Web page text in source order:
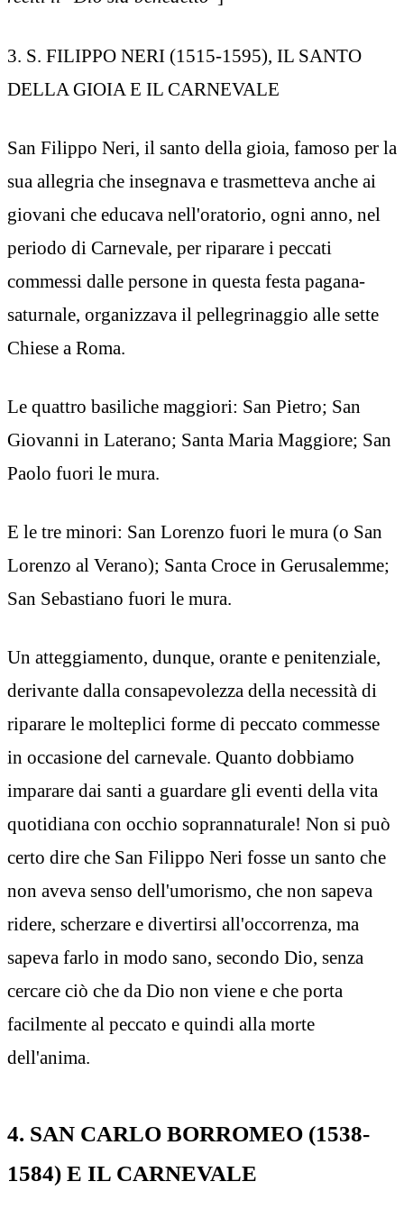
3. S. FILIPPO NERI (1515-1595), IL SANTO
DELLA GIOIA E IL CARNEVALE
San Filippo Neri, il santo della gioia, famoso per la
sua allegria che insegnava e trasmetteva anche ai
giovani che educava nell'oratorio, ogni anno, nel
periodo di Carnevale, per riparare i peccati
commessi dalle persone in questa festa pagana-
saturnale, organizzava il pellegrinaggio alle sette
Chiese a Roma.
Le quattro basiliche maggiori: San Pietro; San
Giovanni in Laterano; Santa Maria Maggiore; San
Paolo fuori le mura.
E le tre minori: San Lorenzo fuori le mura (o San
Lorenzo al Verano); Santa Croce in Gerusalemme;
San Sebastiano fuori le mura.
Un atteggiamento, dunque, orante e penitenziale,
derivante dalla consapevolezza della necessità di
riparare le molteplici forme di peccato commesse
in occasione del carnevale. Quanto dobbiamo
imparare dai santi a guardare gli eventi della vita
quotidiana con occhio soprannaturale! Non si può
certo dire che San Filippo Neri fosse un santo che
non aveva senso dell'umorismo, che non sapeva
ridere, scherzare e divertirsi all'occorrenza, ma
sapeva farlo in modo sano, secondo Dio, senza
cercare ciò che da Dio non viene e che porta
facilmente al peccato e quindi alla morte
dell'anima.
4. SAN CARLO BORROMEO (1538-
1584) E IL CARNEVALE